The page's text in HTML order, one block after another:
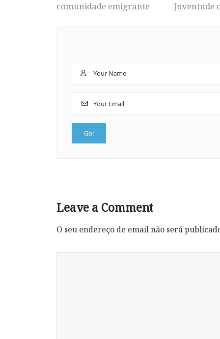
comunidade emigrante Juventude
Leave a Comment
O seu endereço de email não será